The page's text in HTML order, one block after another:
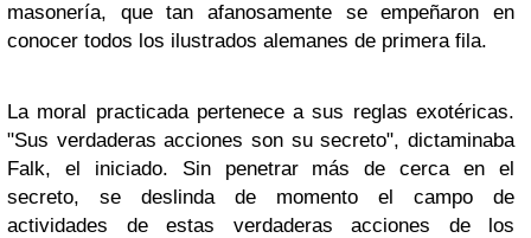
masonería, que tan afanosamente se empeñaron en
conocer todos los ilustrados alemanes de primera fila.
La moral practicada pertenece a sus reglas exotéricas.
"Sus verdaderas acciones son su secreto", dictaminaba
Falk, el iniciado. Sin penetrar más de cerca en el
secreto, se deslinda de momento el campo de
actividades de estas verdaderas acciones de los